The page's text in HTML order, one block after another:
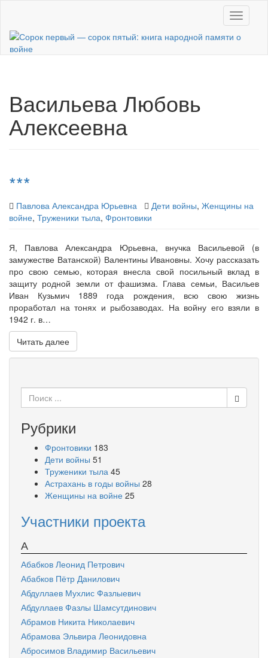
main
content
Toggle
Васильева Любовь
Алексеевна
***
Павлова Александра Юрьевна Дети войны, Женщины на
войне, Труженики тыла, Фронтовики
Я, Павлова Александра Юрьевна, внучка Васильевой (в
замужестве Ватанской) Валентины Ивановны. Хочу рассказать
про свою семью, которая внесла свой посильный вклад в
защиту родной земли от фашизма. Глава семьи, Васильев
Иван Кузьмич 1889 года рождения, всю свою жизнь
проработал на тонях и рыбозаводах. На войну его взяли в
1942 г. в…
Читать далее
Поиск
для:
Рубрики
Фронтовики 183
Дети войны 51
Труженики тыла 45
Астрахань в годы войны 28
Женщины на войне 25
Участники проекта
А
Абабков Леонид Петрович
Абабков Пётр Данилович
Абдуллаев Мухлис Фазлыевич
Абдуллаев Фазлы Шамсутдинович
Абрамов Никита Николаевич
Абрамова Эльвира Леонидовна
Абросимов Владимир Васильевич